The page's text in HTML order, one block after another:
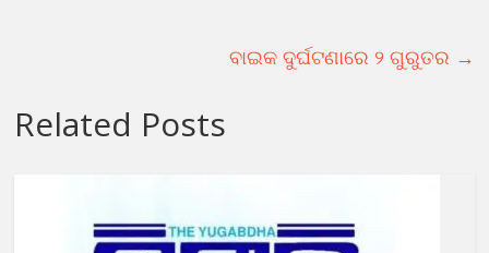
ବାଇକ ଦୁର୍ଘଟଣାରେ ୨ ଗୁରୁତର →
Related Posts